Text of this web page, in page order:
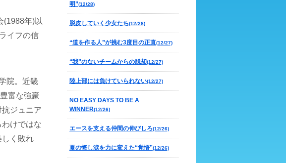
(1988年)以
イフの信
院。近畿
富な強豪
ジュニア
けではな
しく敗れ
明”(12/28)
脱皮していく少女たち(12/28)
“道を作る人”が挑む3度目の正直(12/27)
“我”のないチームからの脱却(12/27)
陸上部には負けていられない(12/27)
NO EASY DAYS TO BE A
WINNER(12/26)
エースを支える仲間の伸びしろ(12/26)
夏の悔し涙を力に変えた“覚悟”(12/26)